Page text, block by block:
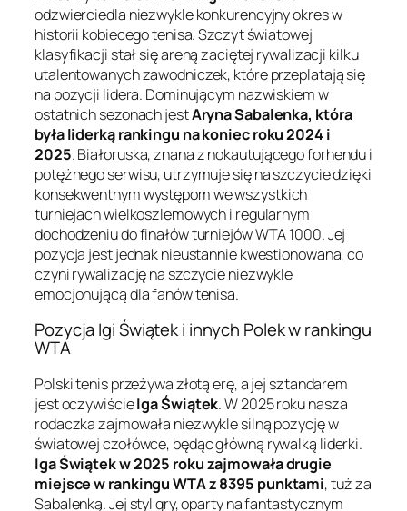
odzwierciedla niezwykle konkurencyjny okres w
historii kobiecego tenisa. Szczyt światowej
klasyfikacji stał się areną zaciętej rywalizacji kilku
utalentowanych zawodniczek, które przeplatają się
na pozycji lidera. Dominującym nazwiskiem w
ostatnich sezonach jestAryna Sabalenka, która
była liderką rankingu na koniec roku 2024 i
2025. Białoruska, znana z nokautującego forhendu i
potężnego serwisu, utrzymuje się na szczycie dzięki
konsekwentnym występom we wszystkich
turniejach wielkoszlemowych i regularnym
dochodzeniu do finałów turniejów WTA 1000. Jej
pozycja jest jednak nieustannie kwestionowana, co
czyni rywalizację na szczycie niezwykle
emocjonującą dla fanów tenisa.
Pozycja Igi Świątek i innych Polek w rankingu
WTA
Polski tenis przeżywa złotą erę, a jej sztandarem
jest oczywiścieIga Świątek. W 2025 roku nasza
rodaczka zajmowała niezwykle silną pozycję w
światowej czołówce, będąc główną rywalką liderki.
Iga Świątek w 2025 roku zajmowała drugie
miejsce w rankingu WTA z 8395 punktami, tuż za
Sabalenką. Jej styl gry, oparty na fantastycznym